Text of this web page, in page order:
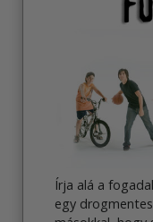
Írja alá a
egy